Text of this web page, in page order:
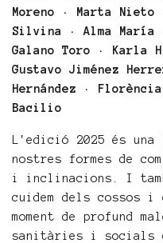
Moreno · Marta Nieto
Silvina · Alma María
Galano Toro ·
Karla
Gustavo Jiménez
Hernández ·
Bacilio
L'edició 2025 és
nostres formes de
i inclinacions. I
cuidem dels cossos i
moment de profund
sanitàries i socials